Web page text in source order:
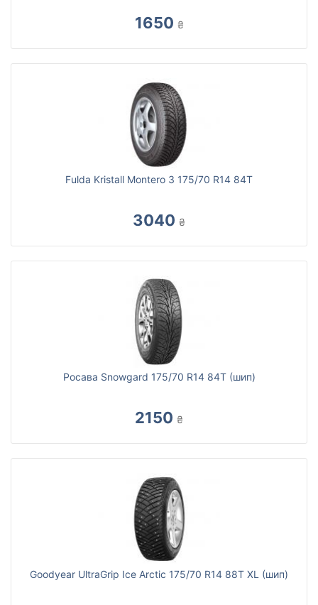
1650 ₴
Fulda Kristall Montero 3 175/70 R14 84T
3040 ₴
Росава Snowgard 175/70 R14 84T (шип)
2150 ₴
Goodyear UltraGrip Ice Arctic 175/70 R14 88T XL (шип)